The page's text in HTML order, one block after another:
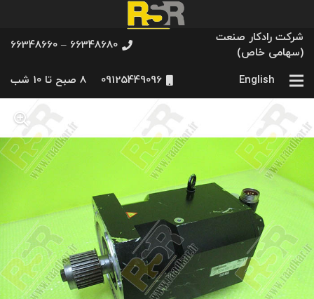
شرکت رادکار صنعت
(سهامی خاص)
66348680 – 66348660
English
09125449096 8 صبح تا 10 شب